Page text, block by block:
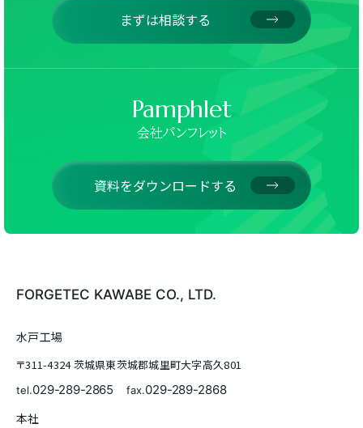
まずは相談する
Pamphlet
会社パンフレット
資料をダウンロードする
FORGETEC KAWABE CO., LTD.
水戸工場
〒311-4324 茨城県東茨城郡城里町大字高久801
tel.029-289-2865 fax.029-289-2868
本社